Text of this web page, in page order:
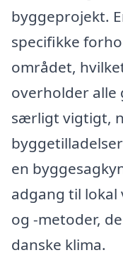
byggeprojekt.
specifikke
området,
overholder
særligt vigtigt,
en
adgang til
og -metoder,
danske klima.